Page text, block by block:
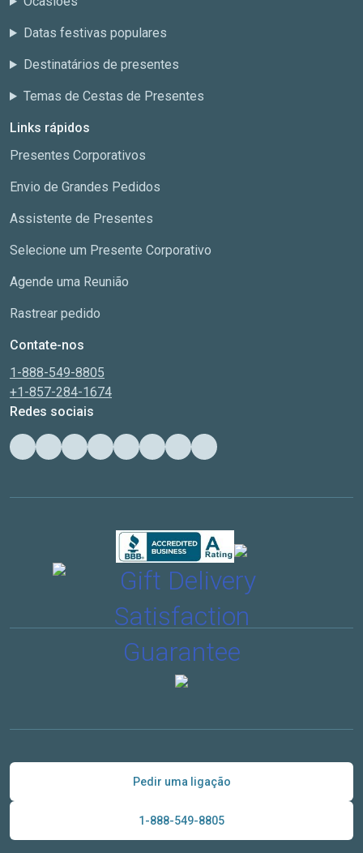
Datas festivas populares
Destinatários de presentes
Temas de Cestas de Presentes
Links rápidos
Presentes Corporativos
Envio de Grandes Pedidos
Assistente de Presentes
Selecione um Presente Corporativo
Agende uma Reunião
Rastrear pedido
Contate-nos
1-888-549-8805
+1-857-284-1674
Redes sociais
Pedir uma ligação
1-888-549-8805